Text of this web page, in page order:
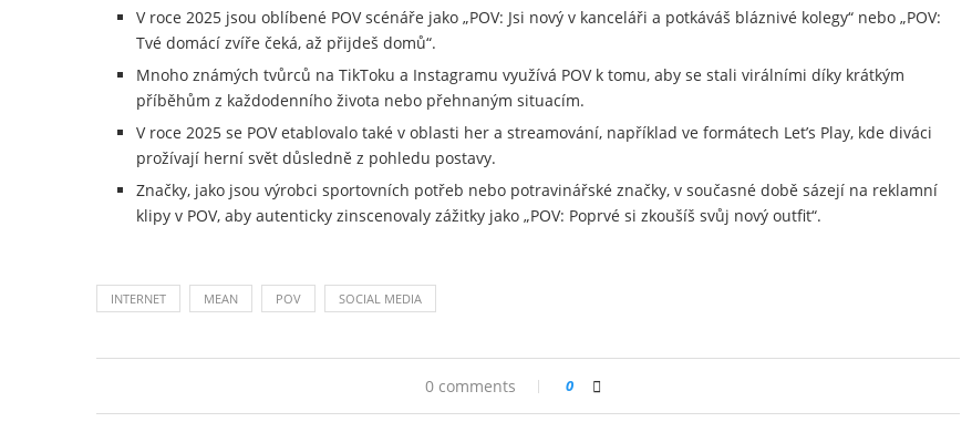
V roce 2025 jsou oblíbené POV scénáře jako „POV: Jsi nový v kanceláři a potkáváš bláznivé kolegy“ nebo „POV:
Tvé domácí zvíře čeká, až přijdeš domů“.
Mnoho známých tvůrců na TikToku a Instagramu využívá POV k tomu, aby se stali virálními díky krátkým
příběhům z každodenního života nebo přehnaným situacím.
V roce 2025 se POV etablovalo také v oblasti her a streamování, například ve formátech Let’s Play, kde diváci
prožívají herní svět důsledně z pohledu postavy.
Značky, jako jsou výrobci sportovních potřeb nebo potravinářské značky, v současné době sázejí na reklamní
klipy v POV, aby autenticky zinscenovaly zážitky jako „POV: Poprvé si zkoušíš svůj nový outfit“.
INTERNET MEAN POV SOCIAL MEDIA
0 comments 0